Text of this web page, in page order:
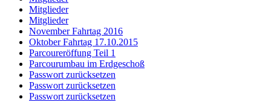
Mitglieder
Mitglieder
November Fahrtag 2016
Oktober Fahrtag 17.10.2015
Parcoureröffung Teil 1
Parcourumbau im Erdgeschoß
Passwort zurücksetzen
Passwort zurücksetzen
Passwort zurücksetzen